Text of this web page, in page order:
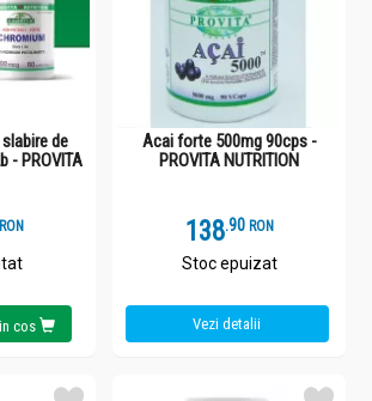
de
- PROVITA
RON
cos
Acai forte 500mg 90cps -
PROVITA NUTRITION
138.9 RON
Stoc epuizat
Vezi detalii